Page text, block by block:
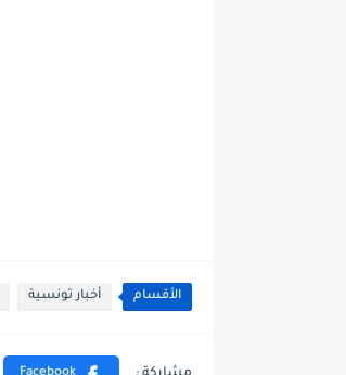
الأقسام أخبار تونسية